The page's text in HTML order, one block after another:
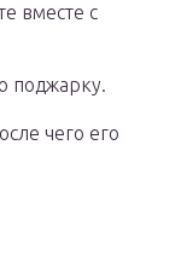
вместе с
поджарку.
чего его